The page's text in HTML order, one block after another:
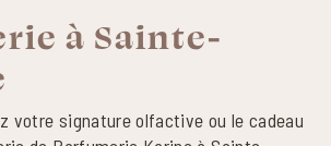
à Sainte-
votre signature olfactive ou le cadeau